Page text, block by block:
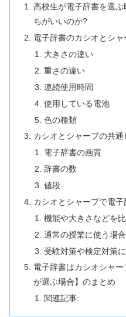
高校生が電子辞書を選
ちがいいのか?
電子辞書のカシオとシ
大きさの違い
重さの違い
連続使用時間
使用している電池
色の種類
カシオとシャープの共
電子辞書の画質
辞書の数
値段
カシオとシャープで電子
機能や大きさなどを
通常の授業に使う場合
受験対策や検定対策
電子辞書はカシオシャ
が選ぶ場合】のまとめ
関連記事: